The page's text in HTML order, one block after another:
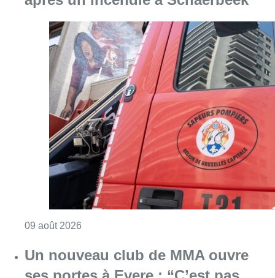
09 août 2026
Un nouveau club de MMA ouvre